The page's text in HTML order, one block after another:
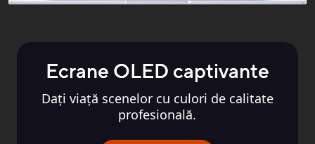
Ecrane OLED captivante
Dați viață scenelor cu culori de calitate
profesională.